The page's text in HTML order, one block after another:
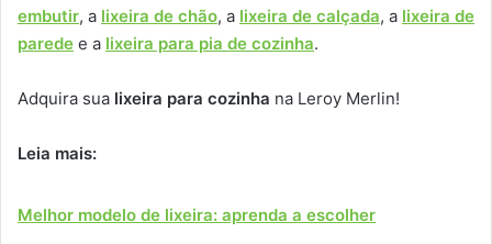
embutir, a lixeira de chão, a lixeira de calçada, a lixeira de
parede e a lixeira para pia de cozinha.
Adquira sua lixeira para cozinha na Leroy Merlin!
Leia mais:
Melhor modelo de lixeira: aprenda a escolher